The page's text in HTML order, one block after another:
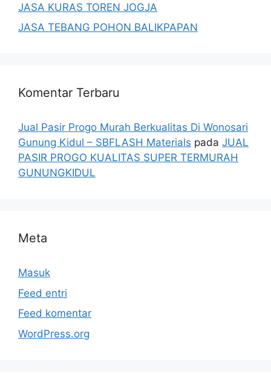
JASA KURAS TOREN JOGJA
JASA TEBANG POHON BALIKPAPAN
Komentar Terbaru
Jual Pasir Progo Murah Berkualitas Di Wonosari
Gunung Kidul – SBFLASH Materials pada JUAL
PASIR PROGO KUALITAS SUPER TERMURAH
GUNUNGKIDUL
Meta
Masuk
Feed entri
Feed komentar
WordPress.org